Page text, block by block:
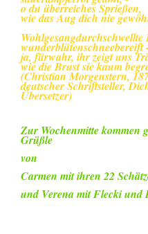
o du überreiches Sprießen,
wie das Aug dich nie
Wohlgesangdurchschwellte
wunderblütenschneebereift
ja, fürwahr, ihr zeigt uns
wie die Brust sie kaum
(Christian Morgenstern,
deutscher Schriftsteller,
Übersetzer)
Zur Wochenmitte kommen
Grüßle
von
Carmen mit ihren 22
und Verena mit Flecki und